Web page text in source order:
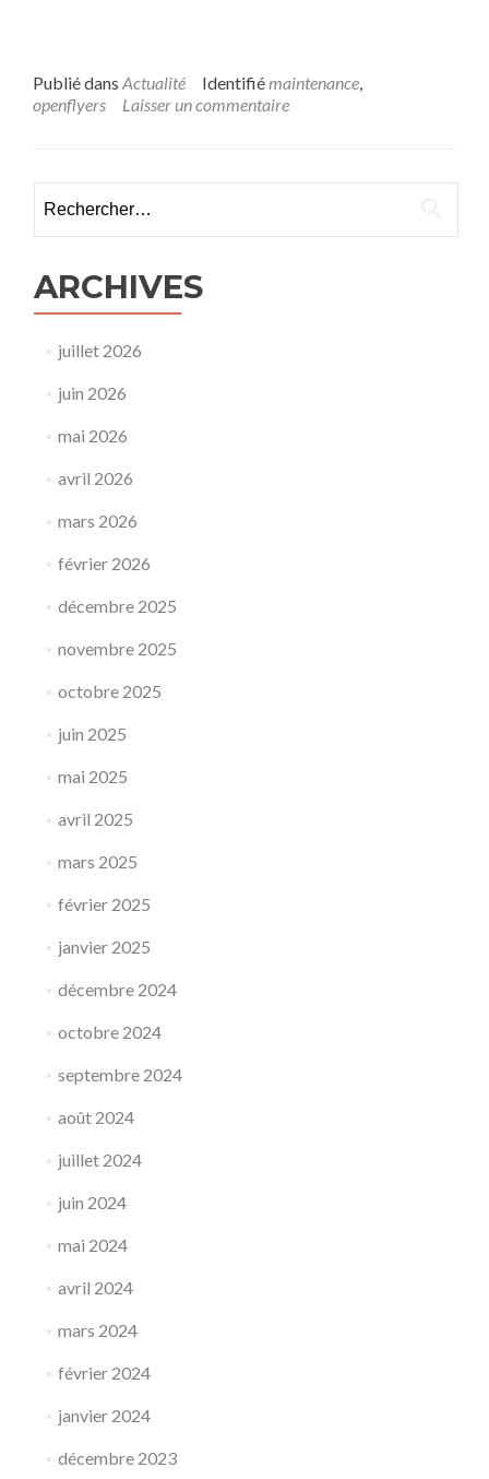
Publié dans Actualité Identifié maintenance
openflyers
Laisser un commentaire
ARCHIVES
juillet 2026
juin 2026
mai 2026
avril 2026
mars 2026
février 2026
décembre 2025
novembre 2025
octobre 2025
juin 2025
mai 2025
avril 2025
mars 2025
février 2025
janvier 2025
décembre 2024
octobre 2024
septembre 2024
août 2024
juillet 2024
juin 2024
mai 2024
avril 2024
mars 2024
février 2024
janvier 2024
décembre 2023